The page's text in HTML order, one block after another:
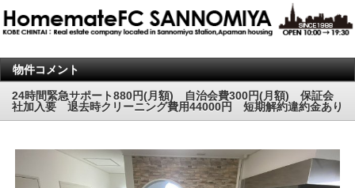
物件コメント
24時間緊急サポート880円(月額) 自治会費300円(月額) 保証会
社加入要 退去時クリーニング費用44000円 短期解約違約金あり